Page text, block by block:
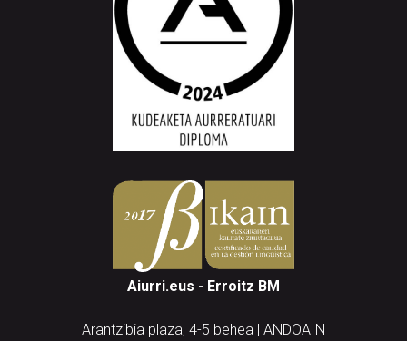
Aiurri.eus - Erroitz BM
Arantzibia plaza, 4-5 behea | ANDOAIN